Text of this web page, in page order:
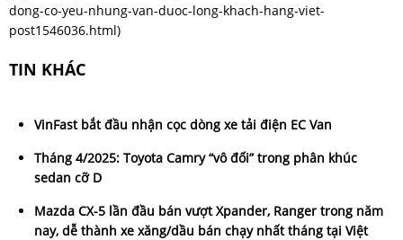
dong-co-yeu-nhung-van-duoc-long-khach-hang-viet-
post1546036.html)
TIN KHÁC
VinFast bắt đầu nhận cọc dòng xe tải điện EC Van
Tháng 4/2025: Toyota Camry “vô đối” trong phân khúc
sedan cỡ D
Mazda CX-5 lần đầu bán vượt Xpander, Ranger trong năm
nay, dễ thành xe xăng/dầu bán chạy nhất tháng tại Việt